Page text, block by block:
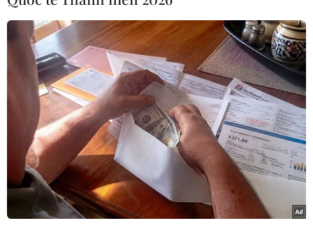
hình Hàn Quốc nêu rõ họ sẽ tham gia Triển lãm
IAA Mobility 2025, diễn ra trong 6 ngày tại
Munich (Đức) từ ngày 9/9.
Tại đây, Samsung Display sẽ giới thiệu một loạt
công nghệ và sản phẩm mới, trong đó có buồng
lái kỹ thuật số được tùy chỉnh cho ôtô tự hành.
Buồng lái này được trang bị nhiều màn hình
OLED khác nhau, trong đó có màn hình cụm di
chuyển đóng vai trò như bảng điều khiển
nhưng sẽ thu gọn lại khi đỗ xe.